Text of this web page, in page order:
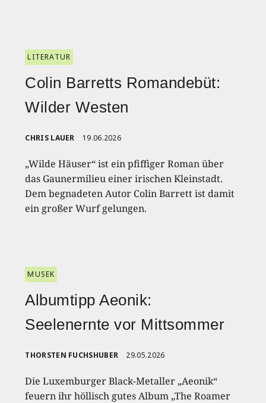
LITERATUR
Colin Barretts Romandebüt:
Wilder Westen
CHRIS LAUER 19.06.2026
„Wilde Häuser“ ist ein pfiffiger Roman über
das Gaunermilieu einer irischen Kleinstadt.
Dem begnadeten Autor Colin Barrett ist damit
ein großer Wurf gelungen.
MUSEK
Albumtipp Aeonik:
Seelenernte vor Mittsommer
THORSTEN FUCHSHUBER 29.05.2026
Die Luxemburger Black-Metaller „Aeonik“
feuern ihr höllisch gutes Album „The Roamer